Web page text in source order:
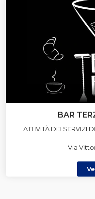
BAR
ATTIVITÀ DEI SERVIZI
Via